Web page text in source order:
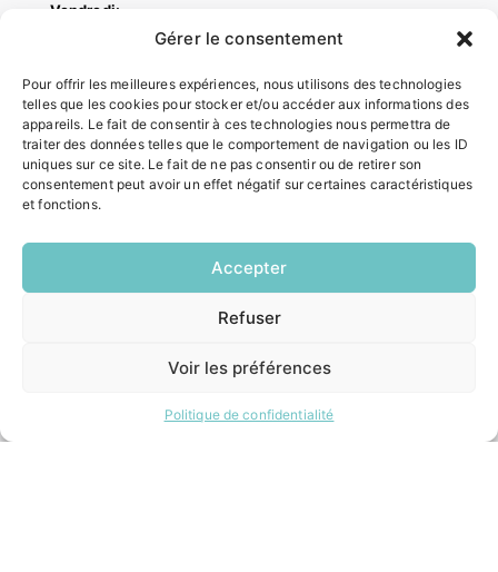
Gérer le consentement
Pour offrir les meilleures expériences, nous utilisons des technologies
telles que les cookies pour stocker et/ou accéder aux informations des
appareils. Le fait de consentir à ces technologies nous permettra de
traiter des données telles que le comportement de navigation ou les ID
uniques sur ce site. Le fait de ne pas consentir ou de retirer son
consentement peut avoir un effet négatif sur certaines caractéristiques
et fonctions.
Accepter
Refuser
Voir les préférences
Politique de confidentialité
Vendredi:
8h30 – 12h00 / 14h00 – 16h30
ACCÉS RAPIDES
Contacter la mairie
Pôle santé
Le Saucatais
Formalités administratives
INFORMATIONS LÉGALES
Mentions légales